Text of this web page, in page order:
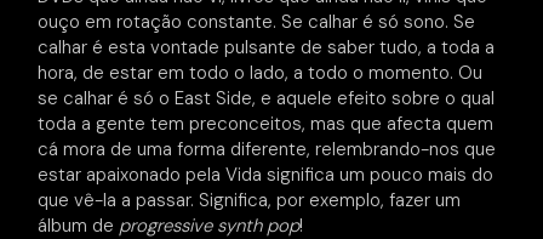
ouço em rotação constante. Se calhar é só sono. Se
calhar é esta vontade pulsante de saber tudo, a toda a
hora, de estar em todo o lado, a todo o momento. Ou
se calhar é só o East Side, e aquele efeito sobre o qual
toda a gente tem preconceitos, mas que afecta quem
cá mora de uma forma diferente, relembrando-nos que
estar apaixonado pela Vida significa um pouco mais do
que vê-la a passar. Significa, por exemplo, fazer um
álbum de progressive synth pop!